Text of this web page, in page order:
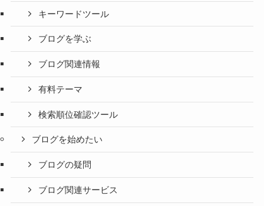
キーワードツール
ブログを学ぶ
ブログ関連情報
有料テーマ
検索順位確認ツール
ブログを始めたい
ブログの疑問
ブログ関連サービス